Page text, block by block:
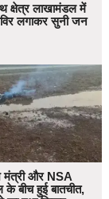
क्षेत्र लाखामंडल में
लगाकर सुनी जन
मंत्री और NSA
के बीच हुई बातचीत,